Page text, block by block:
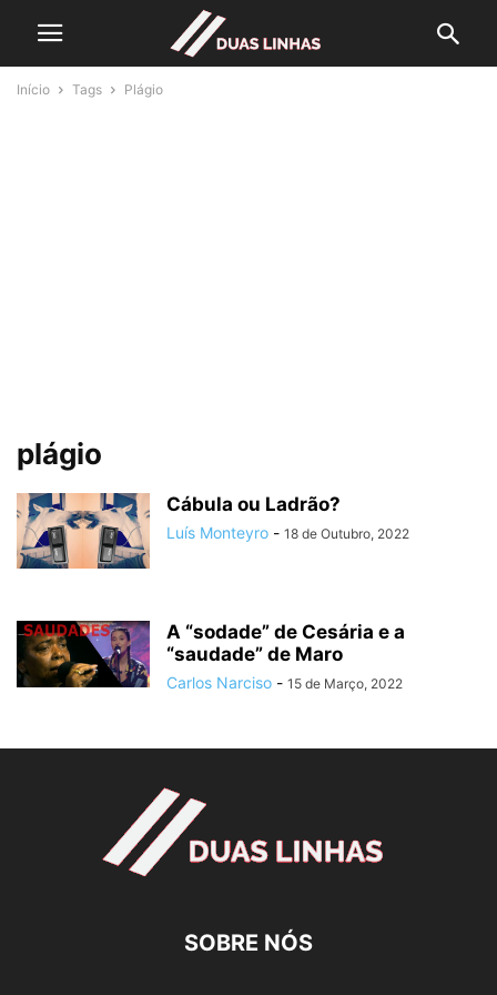
Início Tags Plágio
plágio
Cábula ou Ladrão?
Luís Monteyro - 18 de Outubro, 2022
A “sodade” de Cesária e a
“saudade” de Maro
Carlos Narciso - 15 de Março, 2022
SOBRE NÓS